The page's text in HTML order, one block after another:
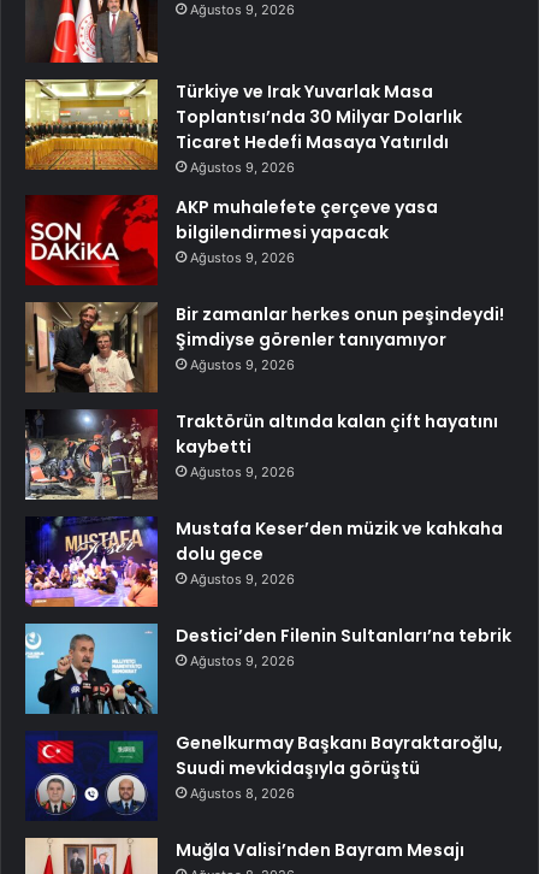
Ağustos 9, 2026
Türkiye ve Irak Yuvarlak Masa
Toplantısı’nda 30 Milyar Dolarlık
Ticaret Hedefi Masaya Yatırıldı
Ağustos 9, 2026
AKP muhalefete çerçeve yasa
bilgilendirmesi yapacak
Ağustos 9, 2026
Bir zamanlar herkes onun peşindeydi!
Şimdiyse görenler tanıyamıyor
Ağustos 9, 2026
Traktörün altında kalan çift hayatını
kaybetti
Ağustos 9, 2026
Mustafa Keser’den müzik ve kahkaha
dolu gece
Ağustos 9, 2026
Destici’den Filenin Sultanları’na tebrik
Ağustos 9, 2026
Genelkurmay Başkanı Bayraktaroğlu,
Suudi mevkidaşıyla görüştü
Ağustos 8, 2026
Muğla Valisi’nden Bayram Mesajı